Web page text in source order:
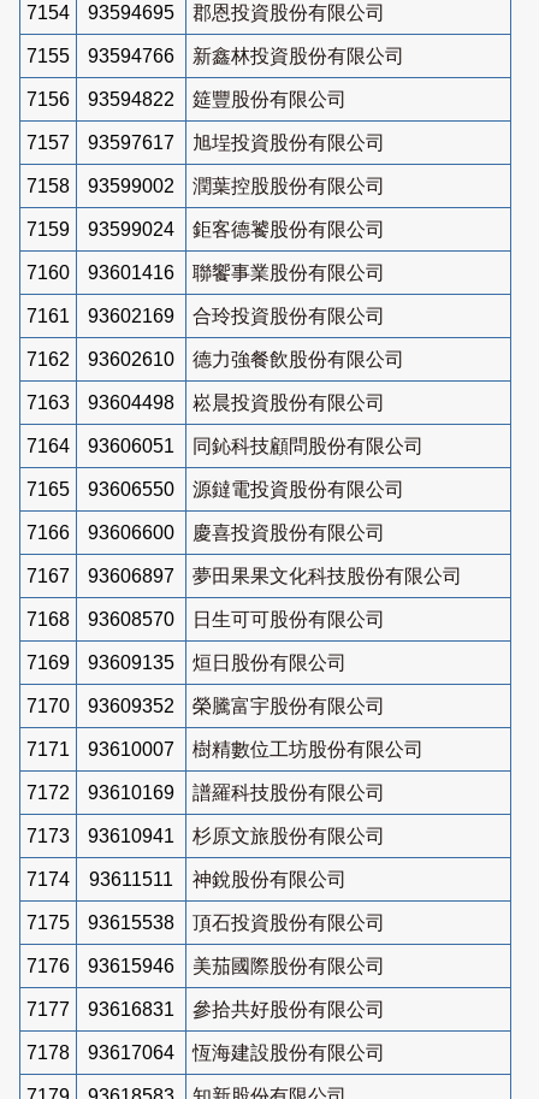
7154 93594695 郡恩投資股份有限公司
7155 93594766 新鑫林投資股份有限公司
7156 93594822 筵豐股份有限公司
7157 93597617 旭埕投資股份有限公司
7158 93599002 潤葉控股股份有限公司
7159 93599024 鉅客德饕股份有限公司
7160 93601416 聯饗事業股份有限公司
7161 93602169 合玲投資股份有限公司
7162 93602610 德力強餐飲股份有限公司
7163 93604498 崧晨投資股份有限公司
7164 93606051 同鈊科技顧問股份有限公司
7165 93606550 源鐽電投資股份有限公司
7166 93606600 慶喜投資股份有限公司
7167 93606897 夢田果果文化科技股份有限公司
7168 93608570 日生可可股份有限公司
7169 93609135 烜日股份有限公司
7170 93609352 榮騰富宇股份有限公司
7171 93610007 樹精數位工坊股份有限公司
7172 93610169 譜羅科技股份有限公司
7173 93610941 杉原文旅股份有限公司
7174 93611511 神銳股份有限公司
7175 93615538 頂石投資股份有限公司
7176 93615946 美茄國際股份有限公司
7177 93616831 參拾共好股份有限公司
7178 93617064 恆海建設股份有限公司